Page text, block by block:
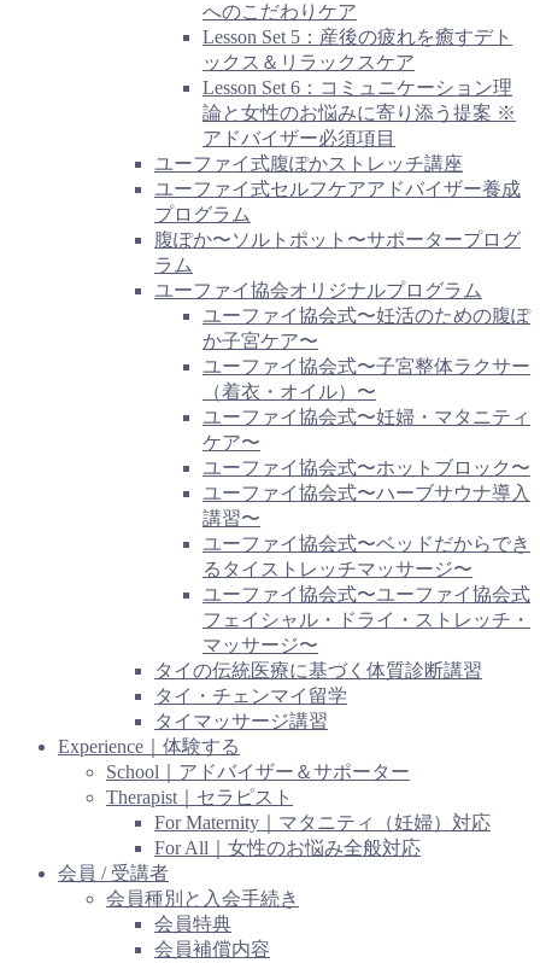
へのこだわりケア
Lesson Set 5：産後の疲れを癒すデト
ックス＆リラックスケア
Lesson Set 6：コミュニケーション理
論と女性のお悩みに寄り添う提案 ※
アドバイザー必須項目
ユーファイ式腹ぽかストレッチ講座
ユーファイ式セルフケアアドバイザー養成
プログラム
腹ぽか〜ソルトポット〜サポータープログ
ラム
ユーファイ協会オリジナルプログラム
ユーファイ協会式〜妊活のための腹ぽ
か子宮ケア〜
ユーファイ協会式〜子宮整体ラクサー
（着衣・オイル）〜
ユーファイ協会式〜妊婦・マタニティ
ケア〜
ユーファイ協会式〜ホットブロック〜
ユーファイ協会式〜ハーブサウナ導入
講習〜
ユーファイ協会式〜ベッドだからでき
るタイストレッチマッサージ〜
ユーファイ協会式〜ユーファイ協会式
フェイシャル・ドライ・ストレッチ・
マッサージ〜
タイの伝統医療に基づく体質診断講習
タイ・チェンマイ留学
タイマッサージ講習
Experience｜体験する
School｜アドバイザー＆サポーター
Therapist｜セラピスト
For Maternity｜マタニティ（妊婦）対応
For All｜女性のお悩み全般対応
会員 / 受講者
会員種別と入会手続き
会員特典
会員補償内容